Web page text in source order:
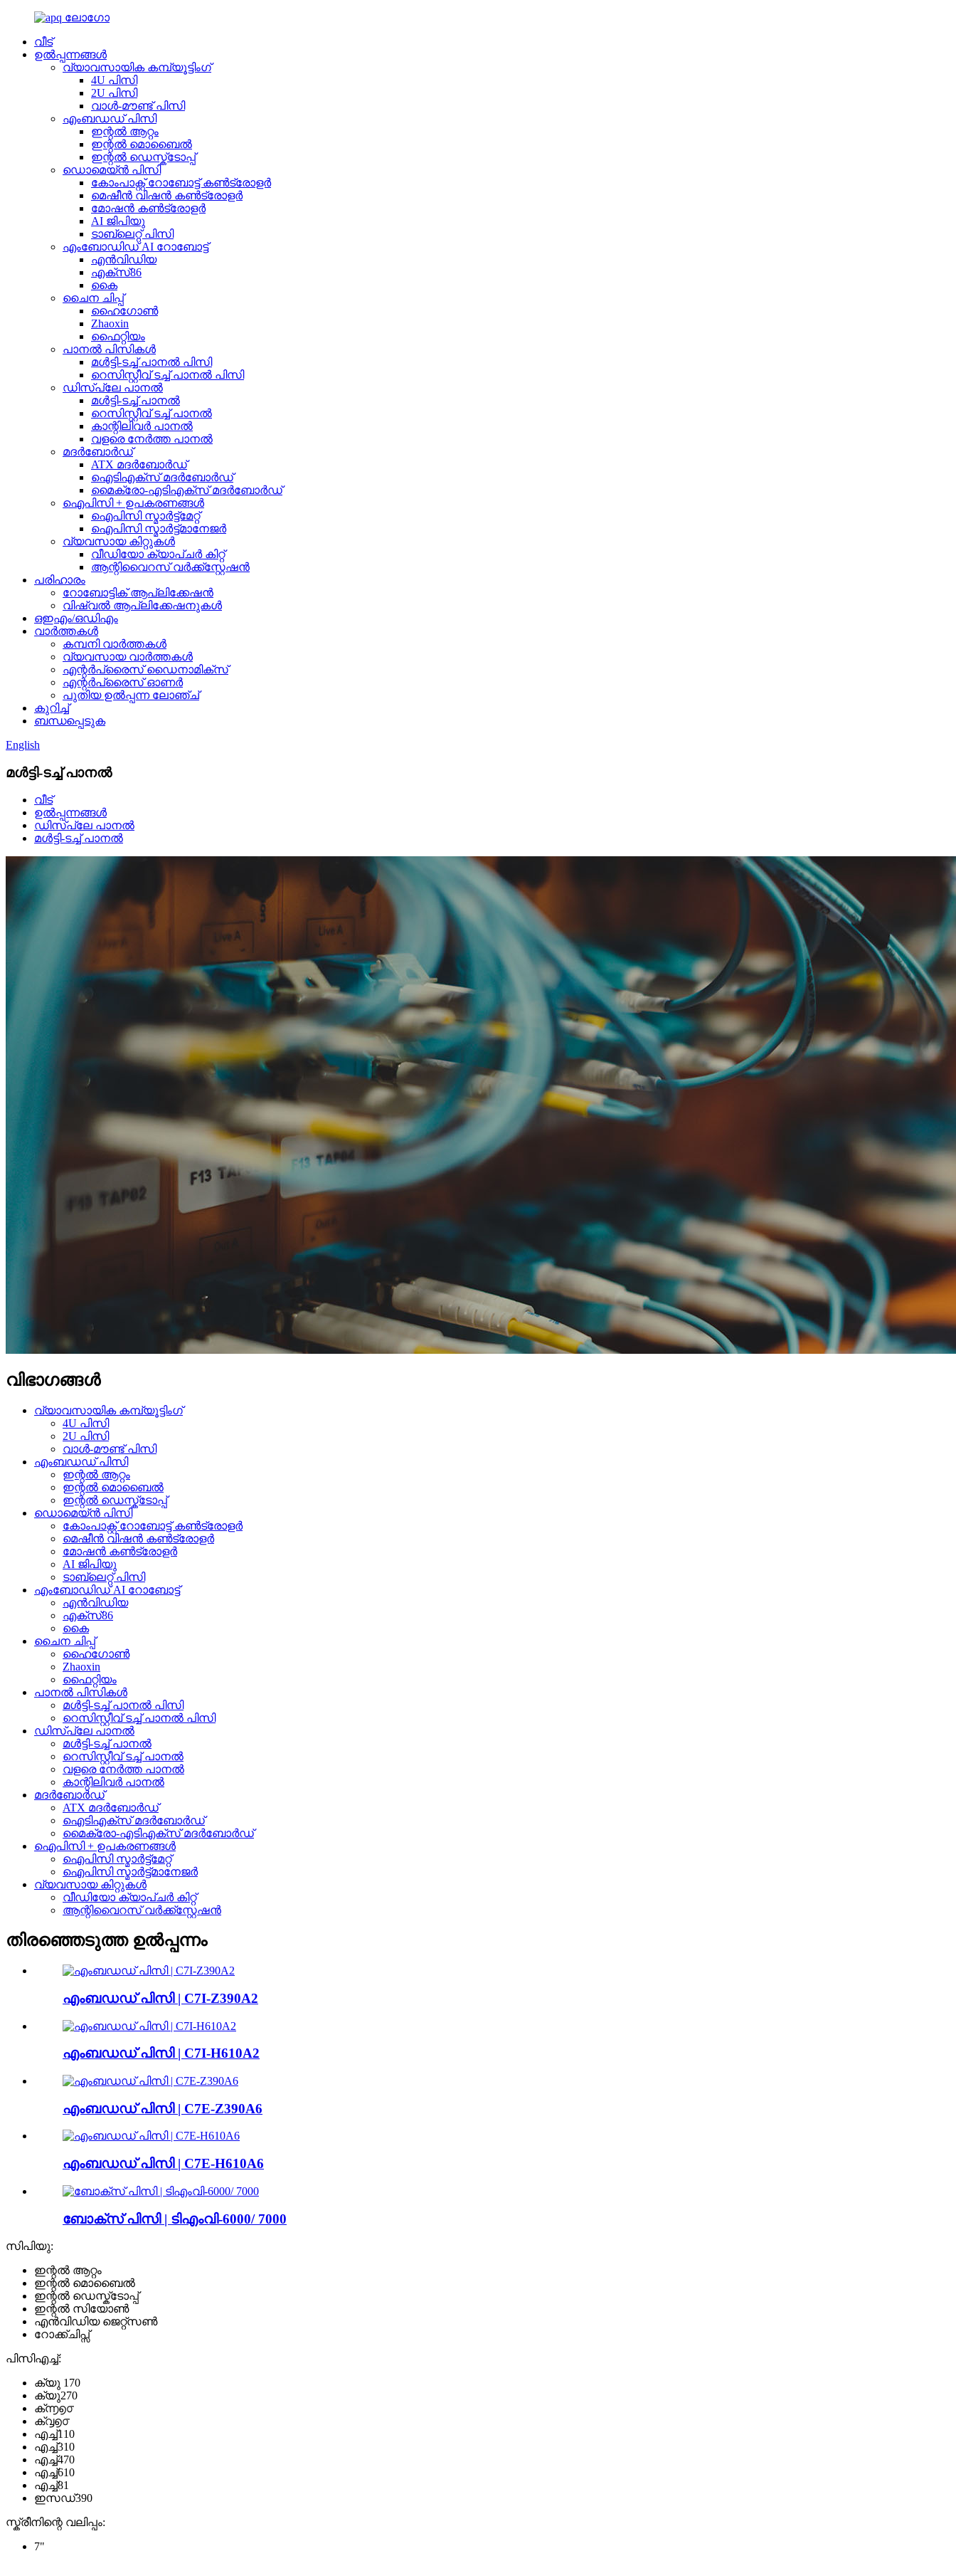
വീട്
ഉൽപ്പന്നങ്ങൾ
വ്യാവസായിക കമ്പ്യൂട്ടിംഗ്
4U പിസി
2U പിസി
വാൾ-മൗണ്ട് പിസി
എംബഡഡ് പിസി
ഇന്റൽ ആറ്റം
ഇന്റൽ മൊബൈൽ
ഇന്റൽ ഡെസ്ക്ടോപ്പ്
ഡൊമെയ്ൻ പിസി
കോം‌പാക്റ്റ് റോബോട്ട് കൺട്രോളർ
മെഷീൻ വിഷൻ കൺട്രോളർ
മോഷൻ കൺട്രോളർ
AI ജിപിയു
ടാബ്‌ലെറ്റ് പിസി
എംബോഡിഡ് AI റോബോട്ട്
എൻവിഡിയ
എക്സ്86
കൈ
ചൈന ചിപ്പ്
ഹൈഗോൺ
Zhaoxin
ഫൈറ്റിയം
പാനൽ പിസികൾ
മൾട്ടി-ടച്ച് പാനൽ പിസി
റെസിസ്റ്റീവ് ടച്ച് പാനൽ പിസി
ഡിസ്പ്ലേ പാനൽ
മൾട്ടി-ടച്ച് പാനൽ
റെസിസ്റ്റീവ് ടച്ച് പാനൽ
കാന്റിലിവർ പാനൽ
വളരെ നേർത്ത പാനൽ
മദർബോർഡ്
ATX മദർബോർഡ്
ഐടിഎക്സ് മദർബോർഡ്
മൈക്രോ-എടിഎക്സ് മദർബോർഡ്
ഐപിസി + ഉപകരണങ്ങൾ
ഐപിസി സ്മാർട്ട്മേറ്റ്
ഐപിസി സ്മാർട്ട്മാനേജർ
വ്യവസായ കിറ്റുകൾ
വീഡിയോ ക്യാപ്ചർ കിറ്റ്
ആന്റിവൈറസ് വർക്ക്സ്റ്റേഷൻ
പരിഹാരം
റോബോട്ടിക് ആപ്ലിക്കേഷൻ
വിഷ്വൽ ആപ്ലിക്കേഷനുകൾ
ഒഇഎം/ഒഡിഎം
വാർത്തകൾ
കമ്പനി വാർത്തകൾ
വ്യവസായ വാർത്തകൾ
എന്റർപ്രൈസ് ഡൈനാമിക്സ്
എന്റർപ്രൈസ് ഓണർ
പുതിയ ഉൽപ്പന്ന ലോഞ്ച്
കുറിച്ച്
ബന്ധപ്പെടുക
English
മൾട്ടി-ടച്ച് പാനൽ
വീട്
ഉൽപ്പന്നങ്ങൾ
ഡിസ്പ്ലേ പാനൽ
മൾട്ടി-ടച്ച് പാനൽ
വിഭാഗങ്ങൾ
വ്യാവസായിക കമ്പ്യൂട്ടിംഗ്
4U പിസി
2U പിസി
വാൾ-മൗണ്ട് പിസി
എംബഡഡ് പിസി
ഇന്റൽ ആറ്റം
ഇന്റൽ മൊബൈൽ
ഇന്റൽ ഡെസ്ക്ടോപ്പ്
ഡൊമെയ്ൻ പിസി
കോം‌പാക്റ്റ് റോബോട്ട് കൺട്രോളർ
മെഷീൻ വിഷൻ കൺട്രോളർ
മോഷൻ കൺട്രോളർ
AI ജിപിയു
ടാബ്‌ലെറ്റ് പിസി
എംബോഡിഡ് AI റോബോട്ട്
എൻവിഡിയ
എക്സ്86
കൈ
ചൈന ചിപ്പ്
ഹൈഗോൺ
Zhaoxin
ഫൈറ്റിയം
പാനൽ പിസികൾ
മൾട്ടി-ടച്ച് പാനൽ പിസി
റെസിസ്റ്റീവ് ടച്ച് പാനൽ പിസി
ഡിസ്പ്ലേ പാനൽ
മൾട്ടി-ടച്ച് പാനൽ
റെസിസ്റ്റീവ് ടച്ച് പാനൽ
വളരെ നേർത്ത പാനൽ
കാന്റിലിവർ പാനൽ
മദർബോർഡ്
ATX മദർബോർഡ്
ഐടിഎക്സ് മദർബോർഡ്
മൈക്രോ-എടിഎക്സ് മദർബോർഡ്
ഐപിസി + ഉപകരണങ്ങൾ
ഐപിസി സ്മാർട്ട്മേറ്റ്
ഐപിസി സ്മാർട്ട്മാനേജർ
വ്യവസായ കിറ്റുകൾ
വീഡിയോ ക്യാപ്ചർ കിറ്റ്
ആന്റിവൈറസ് വർക്ക്സ്റ്റേഷൻ
തിരഞ്ഞെടുത്ത ഉൽപ്പന്നം
എംബഡഡ് പിസി | C7I-Z390A2
എംബഡഡ് പിസി | C7I-H610A2
എംബഡഡ് പിസി | C7E-Z390A6
എംബഡഡ് പിസി | C7E-H610A6
ബോക്സ് പിസി | ടിഎംവി-6000/ 7000
സിപിയു:
ഇന്റൽ ആറ്റം
ഇന്റൽ മൊബൈൽ
ഇന്റൽ ഡെസ്ക്ടോപ്പ്
ഇന്റൽ സിയോൺ
എൻവിഡിയ ജെറ്റ്സൺ
റോക്ക്ചിപ്സ്
പിസിഎച്ച്:
ക്യു 170
ക്യു270
ക്൬൭൦
ക്൮൭൦
എച്ച്110
എച്ച്310
എച്ച്470
എച്ച്610
എച്ച്81
ഇസഡ്390
സ്ക്രീനിന്റെ വലിപ്പം:
7"